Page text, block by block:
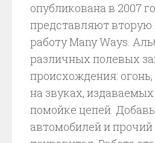
опубликована в 2007
представляют
работу Many Ways.
различных полевых
происхождения:
на звуках,
помойке цепей.
автомобилей и